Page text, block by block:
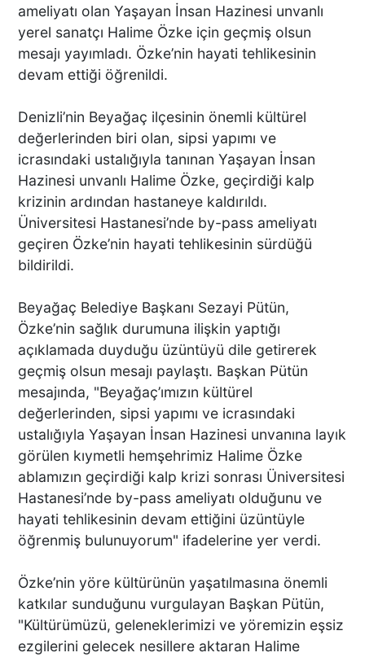
ameliyatı olan Yaşayan İnsan Hazinesi unvanlı
yerel sanatçı Halime Özke için geçmiş olsun
mesajı yayımladı. Özke’nin hayati tehlikesinin
devam ettiği öğrenildi.
Denizli’nin Beyağaç ilçesinin önemli kültürel
değerlerinden biri olan, sipsi yapımı ve
icrasındaki ustalığıyla tanınan Yaşayan İnsan
Hazinesi unvanlı Halime Özke, geçirdiği kalp
krizinin ardından hastaneye kaldırıldı.
Üniversitesi Hastanesi’nde by-pass ameliyatı
geçiren Özke’nin hayati tehlikesinin sürdüğü
bildirildi.
Beyağaç Belediye Başkanı Sezayi Pütün,
Özke’nin sağlık durumuna ilişkin yaptığı
açıklamada duyduğu üzüntüyü dile getirerek
geçmiş olsun mesajı paylaştı. Başkan Pütün
mesajında, "Beyağaç’ımızın kültürel
değerlerinden, sipsi yapımı ve icrasındaki
ustalığıyla Yaşayan İnsan Hazinesi unvanına layık
görülen kıymetli hemşehrimiz Halime Özke
ablamızın geçirdiği kalp krizi sonrası Üniversitesi
Hastanesi’nde by-pass ameliyatı olduğunu ve
hayati tehlikesinin devam ettiğini üzüntüyle
öğrenmiş bulunuyorum" ifadelerine yer verdi.
Özke’nin yöre kültürünün yaşatılmasına önemli
katkılar sunduğunu vurgulayan Başkan Pütün,
"Kültürümüzü, geleneklerimizi ve yöremizin eşsiz
ezgilerini gelecek nesillere aktaran Halime